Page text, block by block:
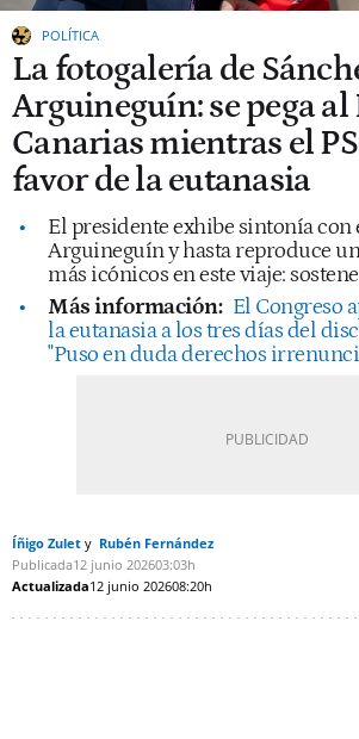
POLÍTICA
La fotogalería de
Arguineguín: se pega al
Canarias mientras el
favor de la eutanasia
El presidente exhibe sintonía con
Arguineguín y hasta reproduce
más icónicos en este viaje:
Más información: El Congreso
la eutanasia a los tres días del
"Puso en duda derechos
Íñigo Zulet
Rubén Fernández
Publicada12 junio 202603:03h
Actualizada12 junio 202608:20h